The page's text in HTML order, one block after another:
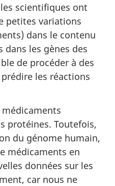
scientifiques ont
petites variations
dans le contenu
dans les gènes des
de procéder à des
les réactions
médicaments
protéines. Toutefois,
du génome humain,
médicaments en
données sur les
car nous ne